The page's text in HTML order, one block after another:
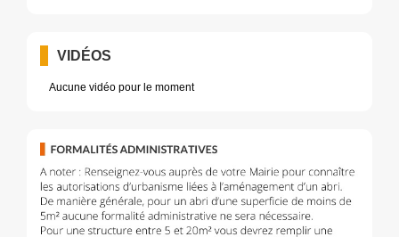
VIDÉOS
Aucune vidéo pour le moment